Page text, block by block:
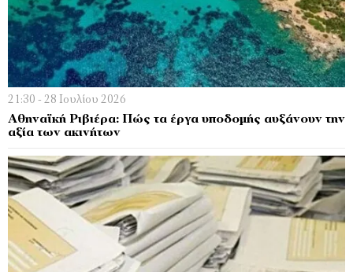
21:30 - 28 Ιουλίου 2026
Αθηναϊκή Ριβιέρα: Πώς τα έργα υποδομής αυξάνουν την
αξία των ακινήτων